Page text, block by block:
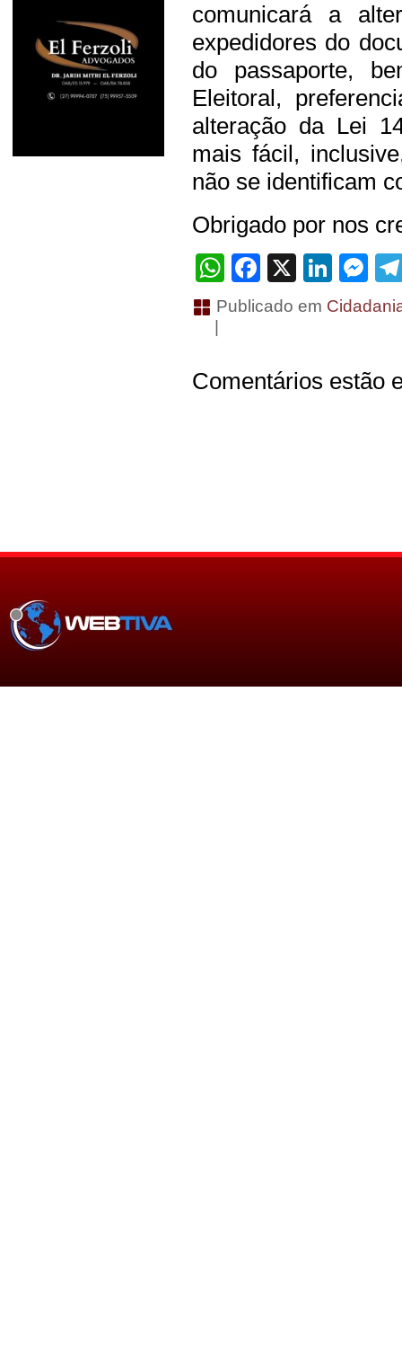
comunicará a
expedidores do
do passaporte,
Eleitoral,
alteração da Lei
mais fácil,
não se identificam
Obrigado por nos
WhatsApp
Facebook
X
Publicado em
Comentários estão